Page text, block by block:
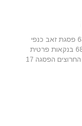
כתובת סניף שם הסניף שד משה דיין 106 634 פסגת זאב כנפי
נשרים 13 647 גבעת שאול המלך דוד 19 687 בנקאות פרטית
ירושלים יד החרוצים 15 תלפיות 750 עסקים החרוצים הפסגה 17